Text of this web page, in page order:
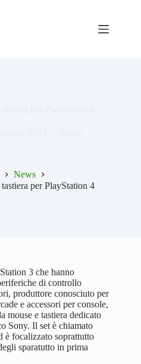
News
per PlayStation 4
3 che hanno
di controllo
produttore conosciuto per
e accessori per console,
mouse e tastiera dedicato
Sony. Il set è chiamato
è focalizzato soprattutto
sparatutto in prima